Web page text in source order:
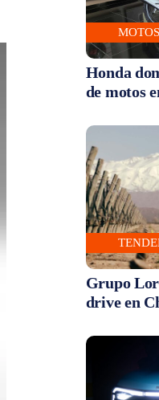
MOTOS
Honda
de motos
Grupo
drive en